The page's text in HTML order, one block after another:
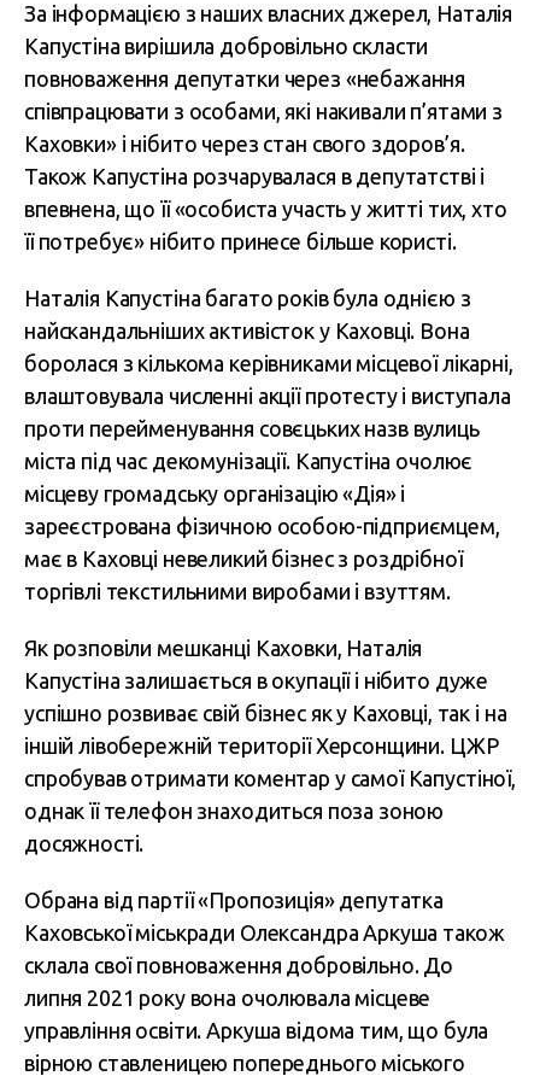
За інформацією з наших власних джерел, Наталія
Капустіна вирішила добровільно скласти
повноваження депутатки через «небажання
співпрацювати з особами, які накивали п’ятами з
Каховки» і нібито через стан свого здоров’я.
Також Капустіна розчарувалася в депутатстві і
впевнена, що її «особиста участь у житті тих, хто
її потребує» нібито принесе більше користі.
Наталія Капустіна багато років була однією з
найскандальніших активісток у Каховці. Вона
боролася з кількома керівниками місцевої лікарні,
влаштовувала численні акції протесту і виступала
проти перейменування совєцьких назв вулиць
міста під час декомунізації. Капустіна очолює
місцеву громадську організацію «Дія» і
зареєстрована фізичною особою-підприємцем,
має в Каховці невеликий бізнес з роздрібної
торгівлі текстильними виробами і взуттям.
Як розповіли мешканці Каховки, Наталія
Капустіна залишається в окупації і нібито дуже
успішно розвиває свій бізнес як у Каховці, так і на
іншій лівобережній території Херсонщини. ЦЖР
спробував отримати коментар у самої Капустіної,
однак її телефон знаходиться поза зоною
досяжності.
Обрана від партії «Пропозиція» депутатка
Каховської міськради Олександра Аркуша також
склала свої повноваження добровільно. До
липня 2021 року вона очолювала місцеве
управління освіти. Аркуша відома тим, що була
вірною ставленицею попереднього міського